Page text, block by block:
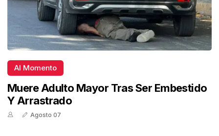
Al Momento
Muere Adulto Mayor Tras Ser Embestido
Y Arrastrado
Agosto 07